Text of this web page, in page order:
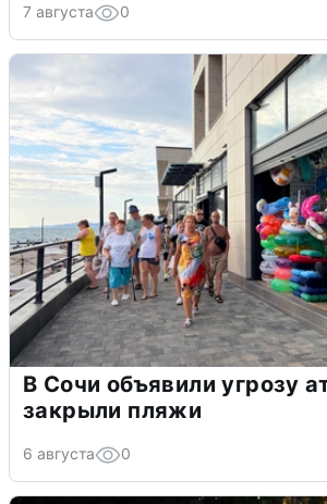
7 августа 0
В Сочи объявили угрозу
закрыли пляжи
6 августа 0